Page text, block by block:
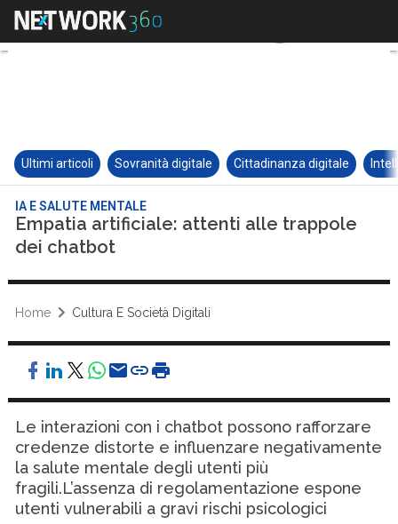
Ultimi articoli Sovranità digitale Cittadinanza digitale
IA E SALUTE MENTALE
Empatia artificiale: attenti alle trappole
dei chatbot
Home Cultura E Società Digitali
Le interazioni con i chatbot possono rafforzare
credenze distorte e influenzare negativamente
la salute mentale degli utenti più
fragili.L’assenza di regolamentazione espone
utenti vulnerabili a gravi rischi psicologici